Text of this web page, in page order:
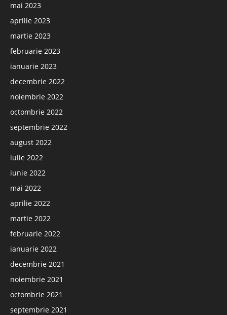
mai 2023
aprilie 2023
martie 2023
februarie 2023
ianuarie 2023
decembrie 2022
noiembrie 2022
octombrie 2022
septembrie 2022
august 2022
iulie 2022
iunie 2022
mai 2022
aprilie 2022
martie 2022
februarie 2022
ianuarie 2022
decembrie 2021
noiembrie 2021
octombrie 2021
septembrie 2021